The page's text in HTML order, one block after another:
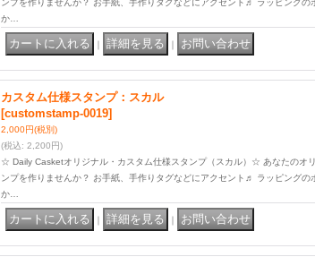
ンプを作りませんか？ お手紙、手作りタグなどにアクセント♬ ラッピングの
か…
｜ ｜
カスタム仕様スタンプ：スカル
[customstamp-0019]
2,000円(税別)
(税込: 2,200円)
☆ Daily Casketオリジナル・カスタム仕様スタンプ（スカル）☆ あなたのオ
ンプを作りませんか？ お手紙、手作りタグなどにアクセント♬ ラッピングの
か…
｜ ｜